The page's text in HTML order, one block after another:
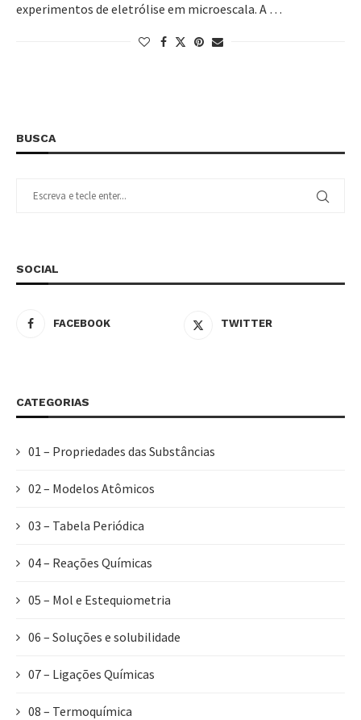
experimentos de eletrólise em microescala. A …
BUSCA
SOCIAL
FACEBOOK TWITTER
CATEGORIAS
01 – Propriedades das Substâncias
02 – Modelos Atômicos
03 – Tabela Periódica
04 – Reações Químicas
05 – Mol e Estequiometria
06 – Soluções e solubilidade
07 – Ligações Químicas
08 – Termoquímica